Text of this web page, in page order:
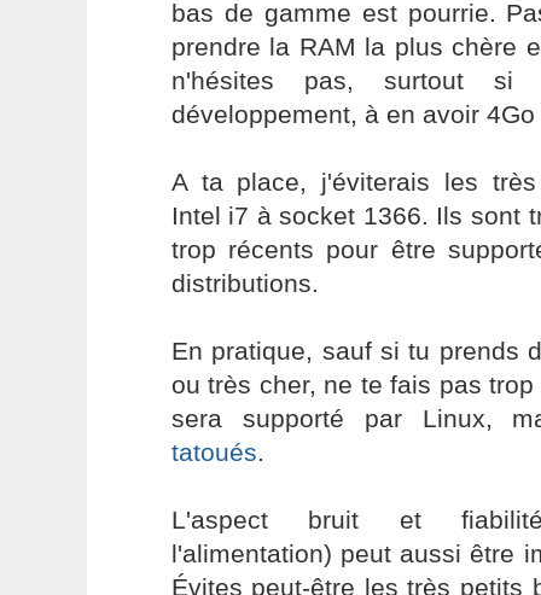
bas de gamme est pourrie.
prendre la RAM la plus chère
n'hésites pas, surtout
développement, à en avoir
A ta place, j'éviterais les très
Intel i7 à socket 1366. Ils sont
trop récents pour être
distributions.
En pratique, sauf si tu prends
ou très cher, ne te fais pas
sera supporté par Linux,
tatoués.
L'aspect bruit et
l'alimentation) peut aussi être
Évites peut-être les très petits